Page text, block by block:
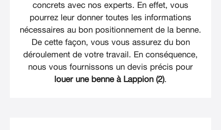
concrets avec nos experts. En effet, vous
pourrez leur donner toutes les informations
nécessaires au bon positionnement de la benne.
De cette façon, vous vous assurez du bon
déroulement de votre travail. En conséquence,
nous vous fournissons un devis précis pour
louer une benne à Lappion (2).